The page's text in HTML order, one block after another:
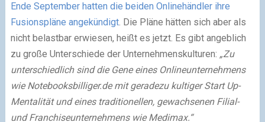
Ende September hatten die beiden Onlinehändler ihre
Fusionspläne angekündigt. Die Pläne hätten sich aber als
nicht belastbar erwiesen, heißt es jetzt. Es gibt angeblich
zu große Unterschiede der Unternehmenskulturen: „Zu
unterschiedlich sind die Gene eines Onlineunternehmens
wie Notebooksbilliger.de mit geradezu kultiger Start Up-
Mentalität und eines traditionellen, gewachsenen Filial-
und Franchiseunternehmens wie Medimax.“